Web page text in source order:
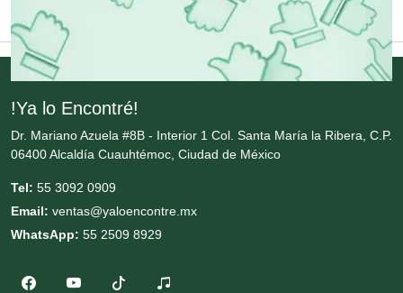
Copiadoras
Cortinas, Persianas y Alfombras
Cremerías y Salchichonerías
Cristalerías
!Ya lo Encontré!
Dr. Mariano Azuela #8B - Interior 1 Col. Santa María la Ribera, C.P.
06400 Alcaldía Cuauhtémoc, Ciudad de México
Tel: 55 3092 0909
Email: ventas@yaloencontre.mx
WhatsApp: 55 2509 8929